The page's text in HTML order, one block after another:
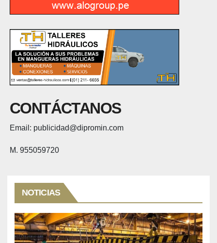
CONTÁCTANOS
Email: publicidad@dipromin.com
M. 955059720
NOTICIAS